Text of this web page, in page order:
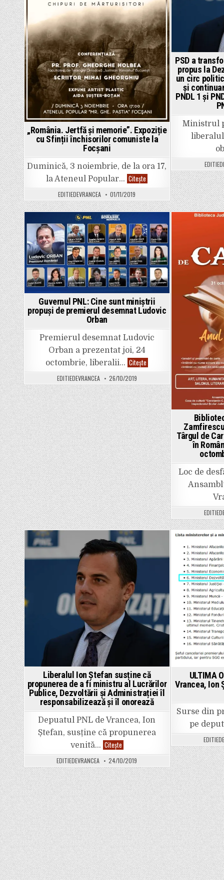
„România. Jertfă și memorie”. Expoziție
cu Sfinții închisorilor comuniste la
Focșani
Duminică, 3 noiembrie, de la ora 17,
la Ateneul Popular… Citește „România.
Jertfă
și
memorie”.
Expoziție
cu
închisorilor
comuniste
la
Focșani
EDITIEDEVRANCEA 01/11/2019
PSD a
propus la
un circ
și
PNDL 1 și
Ministrul
liberalul
Posted
in
Guvernul PNL: Cine sunt miniștrii
propuși de premierul desemnat Ludovic
Orban
Premierul desemnat Ludovic
Orban a prezentat joi, 24
octombrie, liberalii… Citește
PNL:
Cine
miniștrii
propuși
de
premierul
desemnat
Ludovic
Orban
EDITIEDEVRANCEA 26/10/2019
Târgul de
în
Loc de
Posted
Liberalul Ion Ștefan susține că
propunerea de a fi ministru al Lucrărilor
Publice, Dezvoltării și Administrației îl
responsabilizează și îl onorează
Depuatul PNL de Vrancea, Ion
Ștefan, susține că propunerea
venită… CiteșteLiberalul
Ion
Ștefan
susține
că
propunerea
de
a
fi
ministru
al
Lucrărilor
Publice,
Dezvoltării
și
Administrației
îl
responsabilizează
și
îl
onorează
EDITIEDEVRANCEA 24/10/2019
Posted
in
ULTIMA
Vrancea, Ion
Surse din
pe